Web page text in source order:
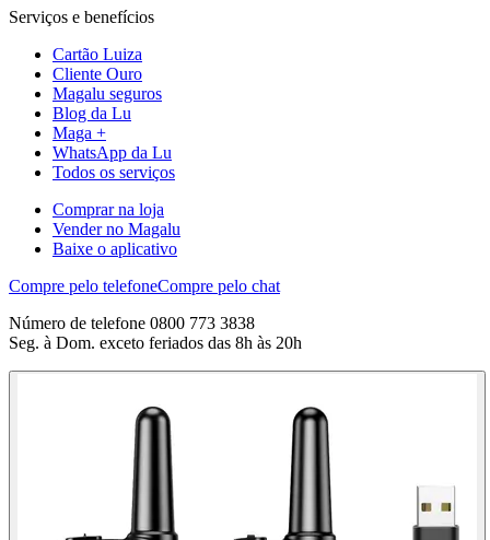
Serviços e benefícios
Cartão Luiza
Cliente Ouro
Magalu seguros
Blog da Lu
Maga +
WhatsApp da Lu
Todos os serviços
Comprar na loja
Vender no Magalu
Baixe o aplicativo
Compre pelo telefoneCompre pelo chat
Número de telefone 0800 773 3838
Seg. à Dom. exceto feriados das 8h às 20h